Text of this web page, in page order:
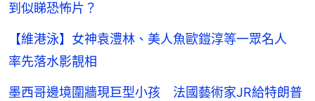
到似睇恐怖片？
【維港泳】女神袁澧林、美人魚歐鎧淳等一眾名人
率先落水影靚相
墨西哥邊境圍牆現巨型小孩 法國藝術家JR給特朗普